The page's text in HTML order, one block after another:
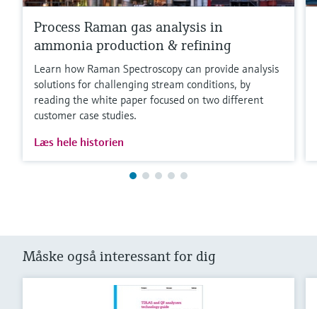
Process Raman gas analysis in
ammonia production & refining
Learn how Raman Spectroscopy can provide analysis
solutions for challenging stream conditions, by
reading the white paper focused on two different
customer case studies.
Læs hele historien
Måske også interessant for dig